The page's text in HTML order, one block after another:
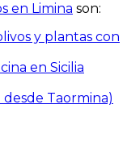
en Limina son:
y plantas con
en Sicilia
desde Taormina)